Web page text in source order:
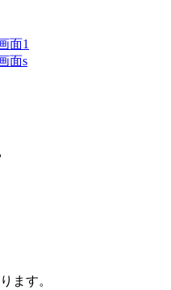
ます。